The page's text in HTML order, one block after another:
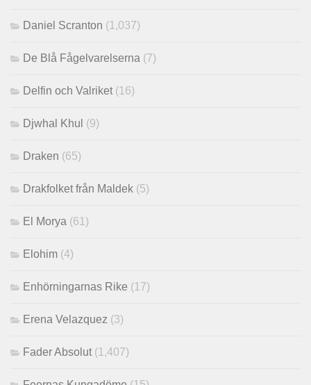
Daniel Scranton (1,037)
De Blå Fågelvarelserna (7)
Delfin och Valriket (16)
Djwhal Khul (9)
Draken (65)
Drakfolket från Maldek (5)
El Morya (61)
Elohim (4)
Enhörningarnas Rike (17)
Erena Velazquez (3)
Fader Absolut (1,407)